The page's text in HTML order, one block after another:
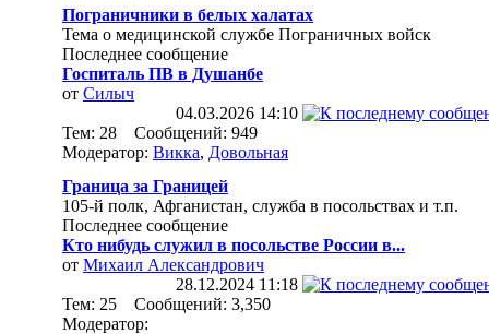
Пограничники в белых халатах
Тема о медицинской службе Пограничных войск
Последнее сообщение
Госпиталь ПВ в Душанбе
от Силыч
04.03.2026 14:10
Тем: 28 Сообщений: 949
Модератор: Викка, Довольная
Граница за Границей
105-й полк, Афганистан, служба в посольствах и т.п.
Последнее сообщение
Кто нибудь служил в посольстве России в...
от Михаил Александрович
28.12.2024 11:18
Тем: 25 Сообщений: 3,350
Модератор: